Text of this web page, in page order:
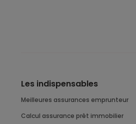
Les indispensables
Meilleures assurances emprunteur
Calcul assurance prêt immobilier